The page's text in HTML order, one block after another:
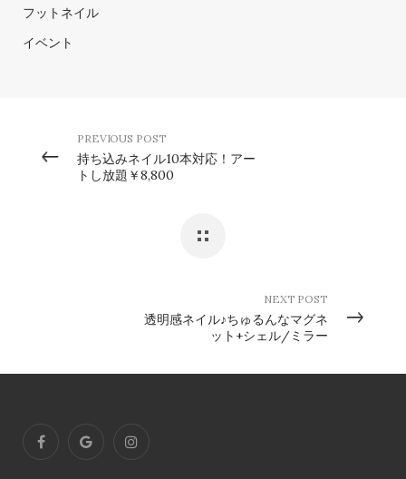
フットネイル
イベント
PREVIOUS POST
持ち込みネイル10本対応！アー
トし放題￥8,800
NEXT POST
透明感ネイル♪ちゅるんなマグネ
ット+シェル/ミラー